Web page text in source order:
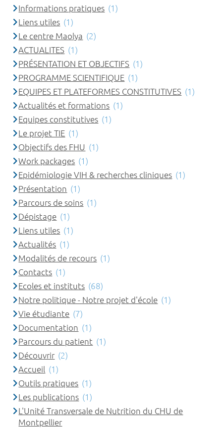
Informations pratiques (1)
Liens utiles (1)
Le centre Maolya (2)
ACTUALITES (1)
PRÉSENTATION ET OBJECTIFS (1)
PROGRAMME SCIENTIFIQUE (1)
EQUIPES ET PLATEFORMES CONSTITUTIVES (1)
Actualités et formations (1)
Equipes constitutives (1)
Le projet TIE (1)
Objectifs des FHU (1)
Work packages (1)
Epidémiologie VIH & recherches cliniques (1)
Présentation (1)
Parcours de soins (1)
Dépistage (1)
Liens utiles (1)
Actualités (1)
Modalités de recours (1)
Contacts (1)
Ecoles et instituts (68)
Notre politique - Notre projet d'école (1)
Vie étudiante (7)
Documentation (1)
Parcours du patient (1)
Découvrir (2)
Accueil (1)
Outils pratiques (1)
Les publications (1)
L'Unité Transversale de Nutrition du CHU de
Montpellier